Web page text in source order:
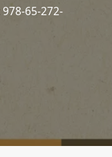
978-65-272-